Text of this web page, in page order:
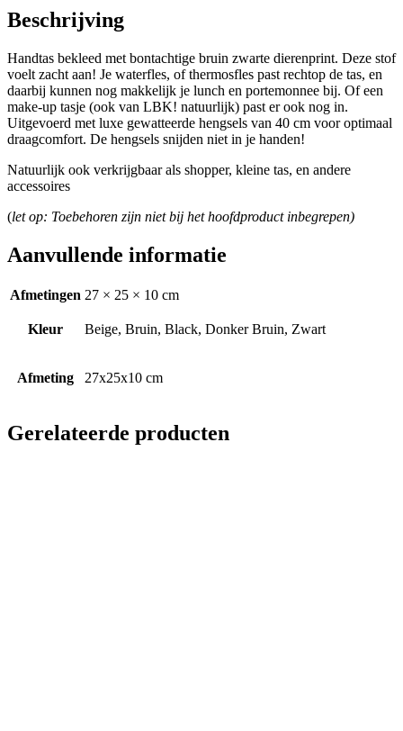
Beschrijving
Handtas bekleed met bontachtige bruin zwarte dierenprint. Deze stof
voelt zacht aan! Je waterfles, of thermosfles past rechtop de tas, en
daarbij kunnen nog makkelijk je lunch en portemonnee bij. Of een
make-up tasje (ook van LBK! natuurlijk) past er ook nog in.
Uitgevoerd met luxe gewatteerde hengsels van 40 cm voor optimaal
draagcomfort. De hengsels snijden niet in je handen!
Natuurlijk ook verkrijgbaar als shopper, kleine tas, en andere
accessoires
(let op: Toebehoren zijn niet bij het hoofdproduct inbegrepen)
Aanvullende informatie
Afmetingen 27 × 25 × 10 cm
Kleur Beige, Bruin, Black, Donker Bruin, Zwart
Afmeting 27x25x10 cm
Gerelateerde producten